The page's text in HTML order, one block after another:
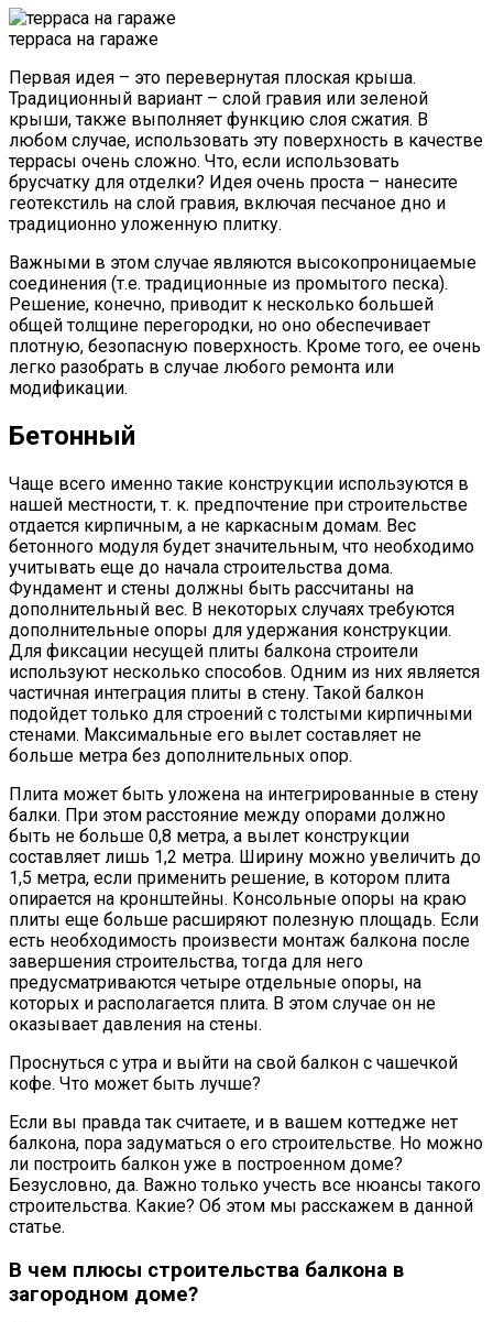
терраса на гараже
Первая идея – это перевернутая плоская крыша.
Традиционный вариант – слой гравия или зеленой
крыши, также выполняет функцию слоя сжатия. В
любом случае, использовать эту поверхность в качестве
террасы очень сложно. Что, если использовать
брусчатку для отделки? Идея очень проста – нанесите
геотекстиль на слой гравия, включая песчаное дно и
традиционно уложенную плитку.
Важными в этом случае являются высокопроницаемые
соединения (т.е. традиционные из промытого песка).
Решение, конечно, приводит к несколько большей
общей толщине перегородки, но оно обеспечивает
плотную, безопасную поверхность. Кроме того, ее очень
легко разобрать в случае любого ремонта или
модификации.
Бетонный
Чаще всего именно такие конструкции используются в
нашей местности, т. к. предпочтение при строительстве
отдается кирпичным, а не каркасным домам. Вес
бетонного модуля будет значительным, что необходимо
учитывать еще до начала строительства дома.
Фундамент и стены должны быть рассчитаны на
дополнительный вес. В некоторых случаях требуются
дополнительные опоры для удержания конструкции.
Для фиксации несущей плиты балкона строители
используют несколько способов. Одним из них является
частичная интеграция плиты в стену. Такой балкон
подойдет только для строений с толстыми кирпичными
стенами. Максимальные его вылет составляет не
больше метра без дополнительных опор.
Плита может быть уложена на интегрированные в стену
балки. При этом расстояние между опорами должно
быть не больше 0,8 метра, а вылет конструкции
составляет лишь 1,2 метра. Ширину можно увеличить до
1,5 метра, если применить решение, в котором плита
опирается на кронштейны. Консольные опоры на краю
плиты еще больше расширяют полезную площадь. Если
есть необходимость произвести монтаж балкона после
завершения строительства, тогда для него
предусматриваются четыре отдельные опоры, на
которых и располагается плита. В этом случае он не
оказывает давления на стены.
Проснуться с утра и выйти на свой балкон с чашечкой
кофе. Что может быть лучше?
Если вы правда так считаете, и в вашем коттедже нет
балкона, пора задуматься о его строительстве. Но можно
ли построить балкон уже в построенном доме?
Безусловно, да. Важно только учесть все нюансы такого
строительства. Какие? Об этом мы расскажем в данной
статье.
В чем плюсы строительства балкона в
загородном доме?